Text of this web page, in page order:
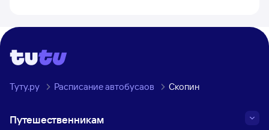
Туту.ру Расписание автобусаов Скопин
Путешественникам